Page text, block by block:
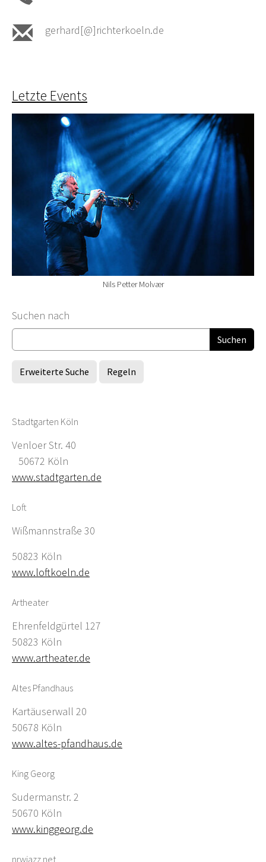
gerhard[@]richterkoeln.de
Letzte Events
Nils Petter Molvær
Suchformular
Suchen nach
Erweiterte Suche Regeln
Stadtgarten Köln
Venloer Str. 40
50672 Köln
www.stadtgarten.de
Loft
Wißmannstraße 30
50823 Köln
www.loftkoeln.de
Artheater
Ehrenfeldgürtel 127
50823 Köln
www.artheater.de
Altes Pfandhaus
Kartäuserwall 20
50678 Köln
www.altes-pfandhaus.de
King Georg
Sudermanstr. 2
50670 Köln
www.kinggeorg.de
nrwjazz.net